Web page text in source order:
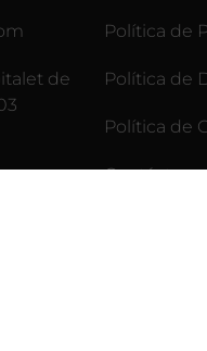
de
Política de
Política de
Política de